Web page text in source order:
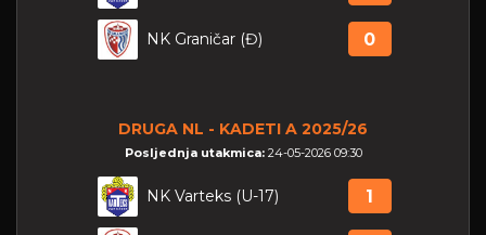
NK Graničar (Đ) 0
DRUGA NL - KADETI A 2025/26
Posljednja utakmica: 24-05-2026 09:30
NK Varteks (U-17) 1